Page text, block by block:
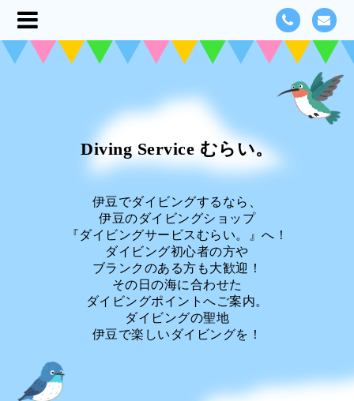
Diving Service むらい。
伊豆でダイビングするなら、
伊豆のダイビングショップ
『ダイビングサービスむらい。』へ！
ダイビング初心者の方や
ブランクのある方も大歓迎！
その日の海に合わせた
ダイビングポイントへご案内。
ダイビングの聖地
伊豆で楽しいダイビングを！